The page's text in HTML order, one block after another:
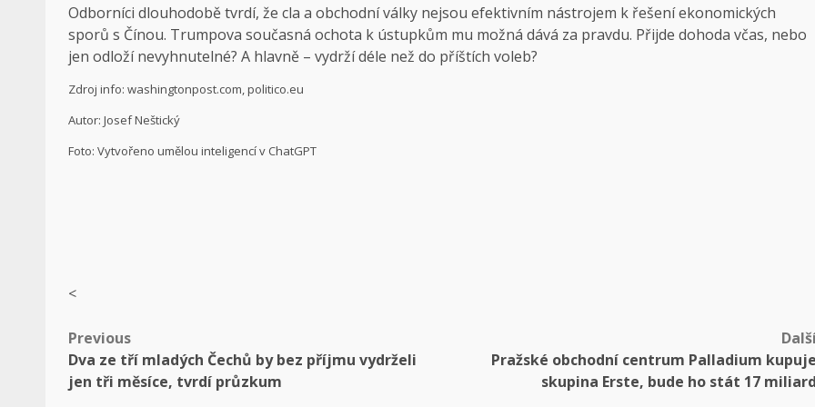
Odborníci dlouhodobě tvrdí, že cla a obchodní války nejsou efektivním nástrojem k řešení ekonomických
sporů s Čínou. Trumpova současná ochota k ústupkům mu možná dává za pravdu. Přijde dohoda včas, nebo
jen odloží nevyhnutelné? A hlavně – vydrží déle než do příštích voleb?
Zdroj info: washingtonpost.com, politico.eu
Autor: Josef Neštický
Foto: Vytvořeno umělou inteligencí v ChatGPT
<
Post
navigation
Previous
Dva ze tří mladých Čechů by bez příjmu vydrželi
jen tři měsíce, tvrdí průzkum
Pražské obchodní centrum Palladium kupuje
skupina Erste, bude ho stát 17 miliard